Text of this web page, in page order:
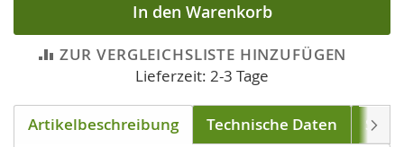
In den Warenkorb
ZUR VERGLEICHSLISTE HINZUFÜGEN
Lieferzeit: 2-3 Tage
Artikelbeschreibung Technische Daten